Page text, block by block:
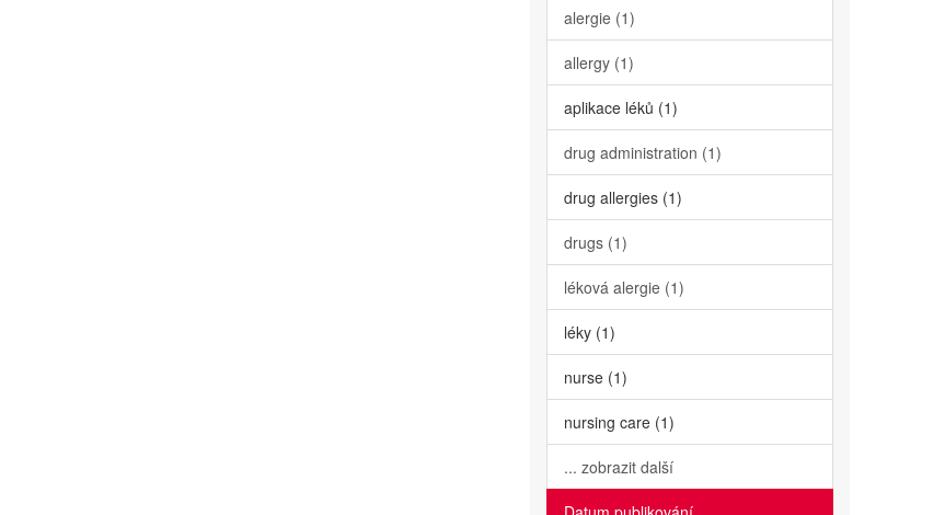
alergie (1)
allergy (1)
aplikace léků (1)
drug administration (1)
drug allergies (1)
drugs (1)
léková alergie (1)
léky (1)
nurse (1)
nursing care (1)
... zobrazit další